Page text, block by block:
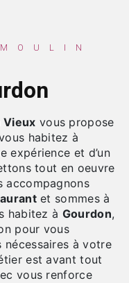
Vieux vous propose
habitez à
expérience et d’un
tout en oeuvre
accompagnons
et sommes à
habitez à Gourdon,
pour vous
nécessaires à votre
est avant tout
vous renforce